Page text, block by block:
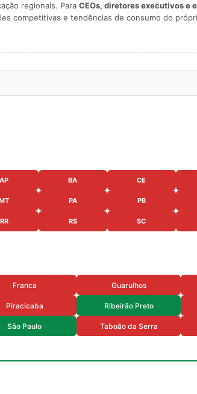
regionais. Para CEOs, diretores executivos e
competitivas e tendências de consumo do
AP BA CE
PA PB
RR RS SC
Franca Guarulhos
Piracicaba Ribeirão Preto
São Paulo Taboão da Serra